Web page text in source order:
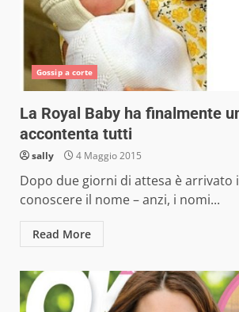
Gossip a corte
La Royal Baby ha finalmente
accontenta tutti
sally 4 Maggio 2015
Dopo due giorni di attesa è arrivato
conoscere il nome – anzi, i nomi...
Read More